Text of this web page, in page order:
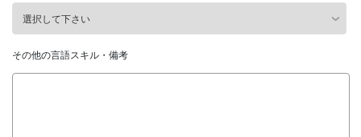
その他の言語スキル・備考